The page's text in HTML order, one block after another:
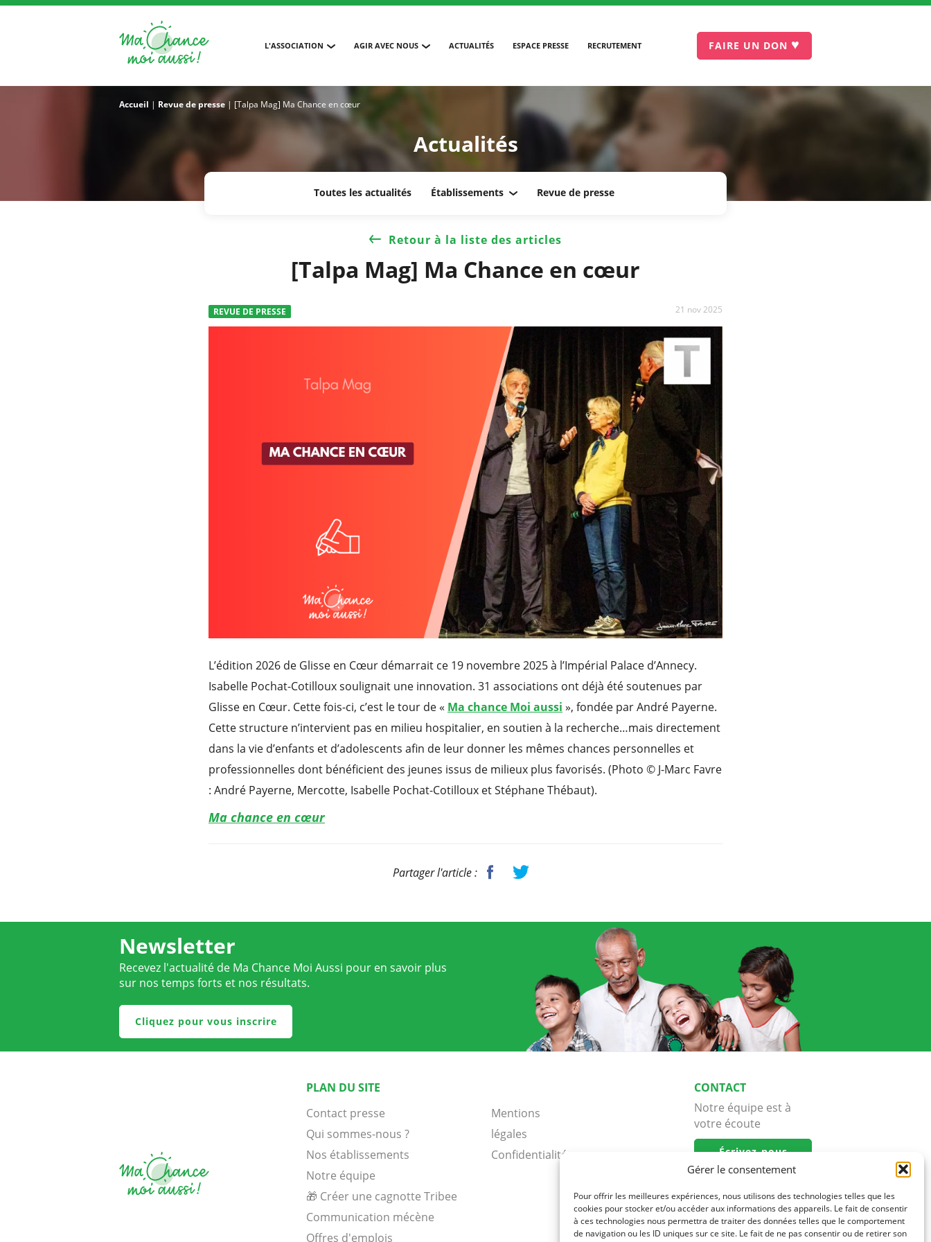
Gérer le consentement
Pour offrir les meilleures expériences, nous utilisons des technologies telles que les
cookies pour stocker et/ou accéder aux informations des appareils. Le fait de consentir
à ces technologies nous permettra de traiter des données telles que le comportement
de navigation ou les ID uniques sur ce site. Le fait de ne pas consentir ou de retirer son
L'ASSOCIATION AGIR AVEC NOUS ACTUALITÉS ESPACE PRESSE RECRUTEMENT FAIRE UN DON ♥
Accueil | Revue de presse| [Talpa Mag] Ma Chance en cœur
Actualités
Toutes les actualités Établissements Revue de presse
Retour à la liste des articles
[Talpa Mag] Ma Chance en cœur
REVUE DE PRESSE 21 nov 2025
L’édition 2026 de Glisse en Cœur démarrait ce 19 novembre 2025 à l’Impérial Palace d’Annecy.
Isabelle Pochat-Cotilloux soulignait une innovation. 31 associations ont déjà été soutenues par
Glisse en Cœur. Cette fois-ci, c’est le tour de « Ma chance Moi aussi », fondée par André Payerne.
Cette structure n’intervient pas en milieu hospitalier, en soutien à la recherche…mais directement
dans la vie d’enfants et d’adolescents afin de leur donner les mêmes chances personnelles et
professionnelles dont bénéficient des jeunes issus de milieux plus favorisés. (Photo © J-Marc Favre
: André Payerne, Mercotte, Isabelle Pochat-Cotilloux et Stéphane Thébaut).
Ma chance en cœur
Partager l'article :
Newsletter
Recevez l'actualité de Ma Chance Moi Aussi pour en savoir plus
sur nos temps forts et nos résultats.
Cliquez pour vous inscrire
CONTACT
Notre équipe est à
votre écoute
Écrivez-nous
PLAN DU SITE
Contact presse
Qui sommes-nous ?
Nos établissements
Notre équipe
🎁 Créer une cagnotte Tribee
Communication mécène
Offres d'emplois
Mentions
légales
Confidentialité